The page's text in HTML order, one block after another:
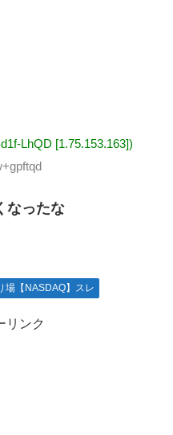
LhQD [1.75.153.163])
なったな
場【NASDAQ】スレ
リンク